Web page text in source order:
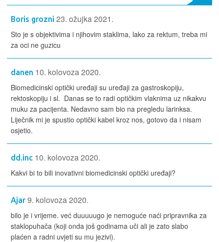
Boris grozni 23. ožujka 2021.
Sto je s objektivima i njihovim staklima, lako za rektum, treba mi
za oci ne guzicu
danen 10. kolovoza 2020.
Biomedicinski optički uređaji su uređaji za gastroskopiju,
rektoskopiju i sl. Danas se to radi optičkim vlaknima uz nikakvu
muku za pacijenta. Nedavno sam bio na pregledu larinksa.
Liječnik mi je spustio optički kabel kroz nos, gotovo da i nisam
osjetio.
dd.inc 10. kolovoza 2020.
Kakvi bi to bili inovativni biomedicinski optički uređaji?
Ajar 9. kolovoza 2020.
bilo je i vrijeme. već duuuuugo je nemoguće naći pripravnika za
staklopuhača (koji onda još godinama uči ali je zato slabo
plaćen a radni uvjeti su mu jezivi).